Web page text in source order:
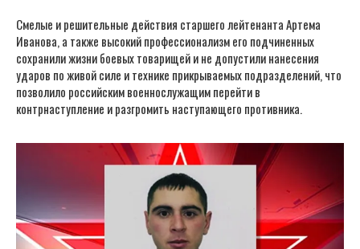
Смелые и решительные действия старшего лейтенанта Артема
Иванова, а также высокий профессионализм его подчиненных
сохранили жизни боевых товарищей и не допустили нанесения
ударов по живой силе и технике прикрываемых подразделений, что
позволило российским военнослужащим перейти в
контрнаступление и разгромить наступающего противника.